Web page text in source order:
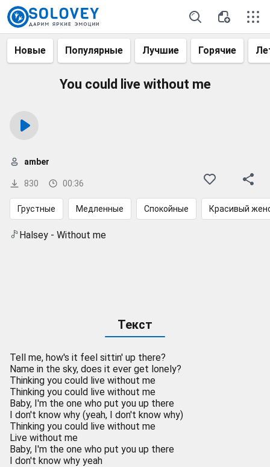
Новые Популярные Лучшие Горячие
You could live without me
830 00:36
amber
Грустные Медленные Спокойные Красивый
Halsey - Without me
Текст
Tell me, how's it feel sittin' up there?
Name in the sky, does it ever get lonely?
Thinking you could live without me
Thinking you could live without me
Baby, I'm the one who put you up there
I don't know why (yeah, I don't know why)
Thinking you could live without me
Live without me
Baby, I'm the one who put you up there
I don't know why yeah